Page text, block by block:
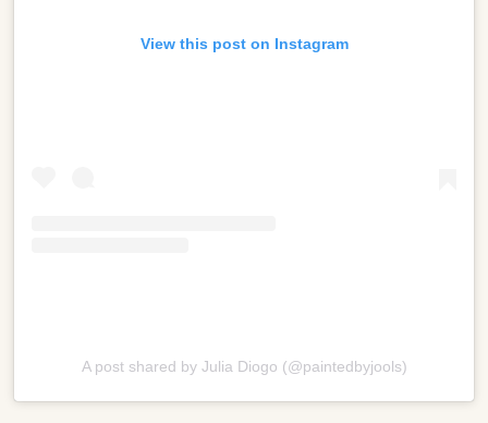
View this post on Instagram
A post shared by Julia Diogo (@paintedbyjools)